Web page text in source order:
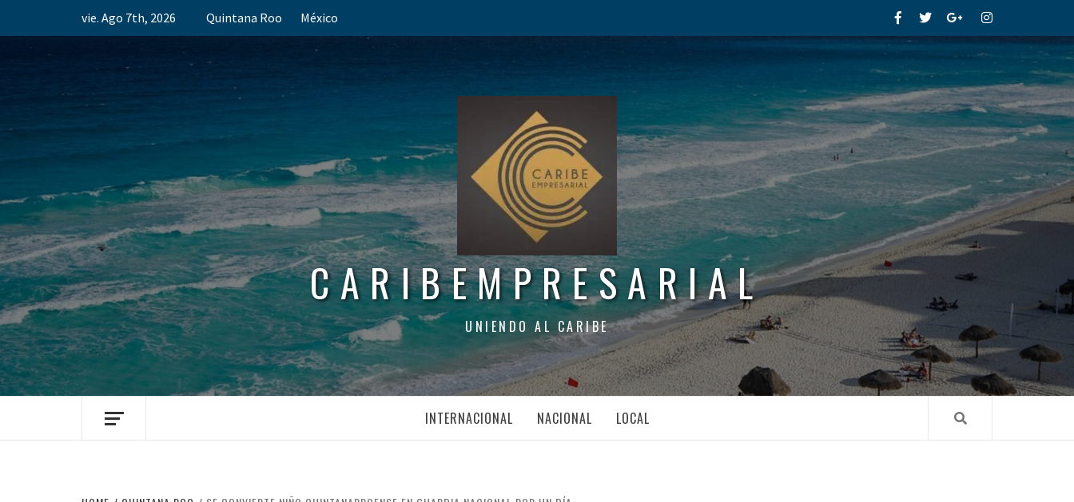
vie. Ago 7th, 2026 Quintana Roo México FacebookTwitterGoogle+Instagram
CARIBEMPRESARIAL
UNIENDO AL CARIBE
INTERNACIONAL NACIONAL LOCAL